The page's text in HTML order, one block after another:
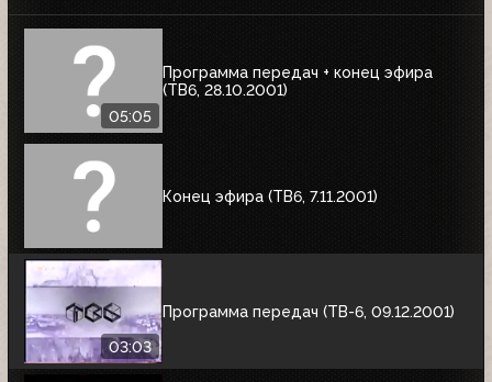
05:05
Программа передач + конец эфира
(ТВ6, 28.10.2001)
Конец эфира (ТВ6, 7.11.2001)
03:03
Программа передач (ТВ-6, 09.12.2001)